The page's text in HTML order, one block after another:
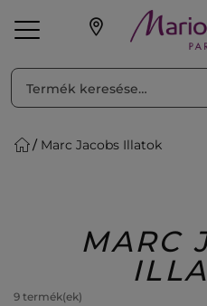
Parfüm
Marc Jacobs Illatok
MARC
9 termék(ek)
RENDEZéS